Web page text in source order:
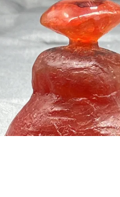
BLÄDDRA I GALLERI